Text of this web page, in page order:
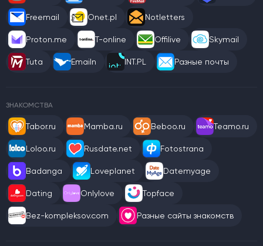
Freemail Onet.pl Notletters
Proton.me T-online Offilive Skymail
Tuta Emailn INT.PL Разные почты
ЗНАКОМСТВА
Tabor.ru Mamba.ru Beboo.ru Teamo.ru
Loloo.ru Rusdate.net Fotostrana
Badanga Loveplanet Datemyage
Dating Onlylove Topface
Bez-kompleksov.com Разные сайты знакомств